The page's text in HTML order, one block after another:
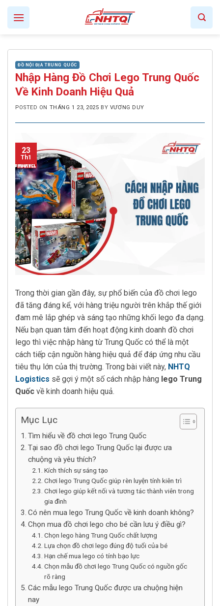
Skip
content
ĐỒ NỘI ĐỊA TRUNG QUỐC
Nhập Hàng Đồ Chơi Lego Trung Quốc
Về Kinh Doanh Hiệu Quả
POSTED ON THÁNG 1 23, 2025 BY VƯƠNG DUY
23
Th1
Trong thời gian gần đây, sự phổ biến của đồ chơi lego
đã tăng đáng kể, với hàng triệu người trên khắp thế giới
đam mê lắp ghép và sáng tạo những khối lego đa dạng.
Nếu bạn quan tâm đến hoạt động kinh doanh đồ chơi
lego thì việc nhập hàng từ Trung Quốc có thể là một
cách tiếp cận nguồn hàng hiệu quả để đáp ứng nhu cầu
tiêu thụ lớn của thị trường. Trong bài viết này, NHTQ
Logistics sẽ gợi ý một số cách nhập hàng lego Trung
Quốc về kinh doanh hiệu quả.
Mục Lục
Tìm hiểu về đồ chơi lego Trung Quốc
Tại sao đồ chơi lego Trung Quốc lại được ưa
chuộng và yêu thích?
Kích thích sự sáng tạo
Chơi lego Trung Quốc giúp rèn luyện tính kiên trì
Chơi lego giúp kết nối và tương tác thành viên trong
gia đình
Có nên mua lego Trung Quốc về kinh doanh không?
Chọn mua đồ chơi lego cho bé cần lưu ý điều gì?
Chọn lego hàng Trung Quốc chất lượng
Lựa chọn đồ chơi lego đúng độ tuổi của bé
Hạn chế mua lego có tính bạo lực
Chọn mẫu đồ chơi lego Trung Quốc có nguồn gốc
rõ ràng
Các mẫu lego Trung Quốc được ưa chuộng hiện
nay